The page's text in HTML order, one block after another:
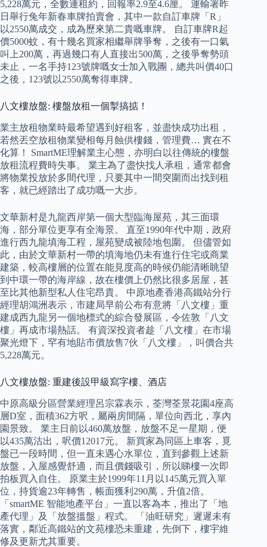
5,228萬元，全數連租約，回報率2.9至4.6厘。 運輸署昨
日舉行兔年新春車牌拍賣會，其中一款自訂車牌「R」
以2550萬成交，成為歷來第二貴嘅車牌。 自訂車牌R起
價5000蚊，有十幾名買家相繼舉牌爭奪，之後有一口氣
叫上200萬，再過幾口有人直接出500萬，之後爭奪勢頭
未止，一名手持123號牌嘅女士加入戰團，總共叫價40口
之後，123號以2550萬奪得車牌。
八文樓放盤: 樓盤放租一個掣搞掂！
業主放租物業時最希望遇到好租客，並盡快成功出租，
若然丟空放租物業變相每月蝕供樓錢，管理費… 實在不
化算！ SmartME理解業主心態，亦明白以往傳統的樓盤
放租流程費時失事。 業主為了盡快找人承租，通常都會
將物業投放於多間代理，只要其中一間突圍而出找到租
客，就已經踏出了成功嘅一大步。
文華新村是九龍西岸第一個大型臨海屋苑，其三面環
海，部分單位更享有全海景。 直至1990年代中期，政府
進行西九龍填海工程，屋苑變成被陸地包圍。 但儘管如
此，由於文華新村一帶的填海地仍未有進行住宅或商業
建築，較高樓層的位置在能見度高的時候仍能清晰眺望
到中環一帶的海岸線，故在樓價上仍然比很多居屋，甚
至比其他新型私人住宅昂貴。 中原地產香港高鐵站分行
經理胡鴻洲表示，市建局早前公布有意將「八文樓」重
建成西九龍另一個地標式的綜合發展區，令佐敦「八文
樓」再成市場熱話。 有資深投資者趁「八文樓」在市場
聚光燈下，罕有地貼市價放售7伙「八文樓」，叫價合共
5,228萬元。
八文樓放盤: 重建後設甲級寫字樓、酒店
中原高級分區營業經理呂宗霖表示，荃灣荃景花園4座高
層D室，面積362方呎，屬兩房間隔，單位向西北，享內
園景致。 業主日前以460萬放盤，放盤不足一星期，便
以435萬沽出，呎價12017元。 新買家為同區上車客，覓
盤已一段時間，但一直未遇心水單位，直到參觀上述新
放盤，入屋感覺舒適，而且價錢吸引，所以睇樓一次即
拍板買入自住。 原業主於1999年11月以145萬元買入單
位，持貨逾23年轉售，帳面獲利290萬，升值2倍。
「smartME 智能地產平台」一直以客為本，推出了「地
產代理」及「放盤搵盤」程式。 「油旺研究」遲遲未有
落實，鄰近高鐵站的文苑樓恐未重建，先倒下，樓宇維
修及更新尤其重要。